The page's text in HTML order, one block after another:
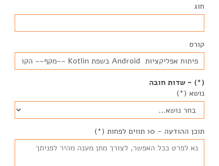
חוג
קורס
(*) - שדות חובה
נושא (*)
תוכן ההודעה - 10 תווים לפחות (*)